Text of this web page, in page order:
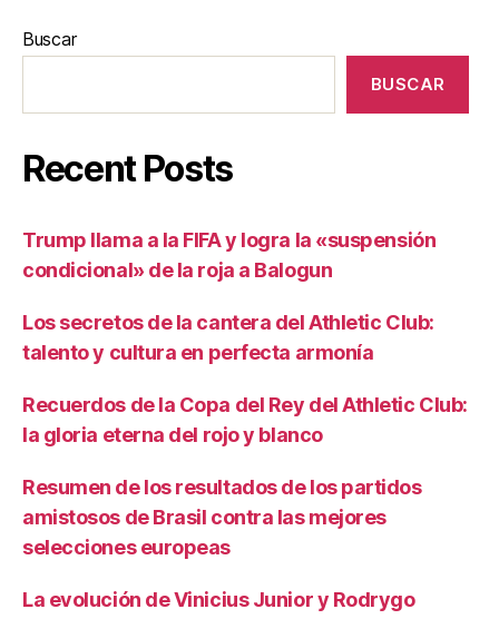
Buscar
BUSCAR
Recent Posts
Trump llama a la FIFA y logra la «suspensión
condicional» de la roja a Balogun
Los secretos de la cantera del Athletic Club:
talento y cultura en perfecta armonía
Recuerdos de la Copa del Rey del Athletic Club:
la gloria eterna del rojo y blanco
Resumen de los resultados de los partidos
amistosos de Brasil contra las mejores
selecciones europeas
La evolución de Vinicius Junior y Rodrygo